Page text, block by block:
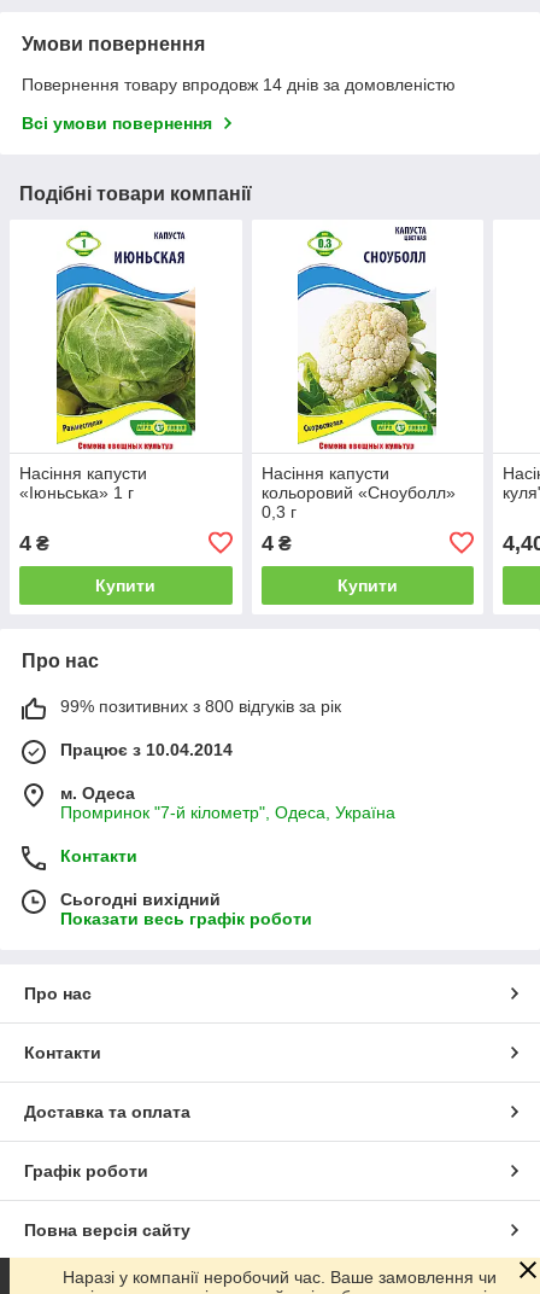
Умови повернення
Повернення товару впродовж 14 днів за домовленістю
Всі умови повернення
Подібні товари компанії
Насіння капусти
«Іюньська» 1 г
4 ₴
Купити
Насіння капусти
кольоровий «Сноуболл»
0,3 г
4₴
Купити
Про нас
99% позитивних з 800 відгуків за рік
Працює з 10.04.2014
м. Одеса
Промринок "7-й кілометр", Одеса, Україна
Контакти
Сьогодні вихідний
Показати весь графік роботи
Про нас
Контакти
Доставка та оплата
Графік роботи
Повна версія сайту
Сайт створено на маркетплейсі Prom.ua
Наразі у компанії неробочий час. Ваше замовлення чи